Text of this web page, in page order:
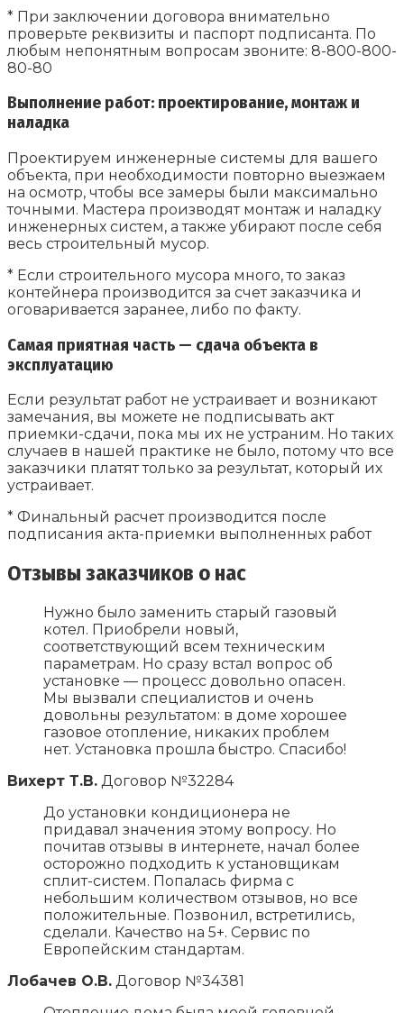
* При заключении договора внимательно
проверьте реквизиты и паспорт подписанта. По
любым непонятным вопросам звоните: 8-800-800-
80-80
Выполнение работ: проектирование, монтаж и
наладка
Проектируем инженерные системы для вашего
объекта, при необходимости повторно выезжаем
на осмотр, чтобы все замеры были максимально
точными. Мастера производят монтаж и наладку
инженерных систем, а также убирают после себя
весь строительный мусор.
* Если строительного мусора много, то заказ
контейнера производится за счет заказчика и
оговаривается заранее, либо по факту.
Самая приятная часть — сдача объекта в
эксплуатацию
Если результат работ не устраивает и возникают
замечания, вы можете не подписывать акт
приемки-сдачи, пока мы их не устраним. Но таких
случаев в нашей практике не было, потому что все
заказчики платят только за результат, который их
устраивает.
* Финальный расчет производится после
подписания акта-приемки выполненных работ
Отзывы заказчиков о нас
Нужно было заменить старый газовый
котел. Приобрели новый,
соответствующий всем техническим
параметрам. Но сразу встал вопрос об
установке — процесс довольно опасен.
Мы вызвали специалистов и очень
довольны результатом: в доме хорошее
газовое отопление, никаких проблем
нет. Установка прошла быстро. Спасибо!
Вихерт Т.В. Договор №32284
До установки кондиционера не
придавал значения этому вопросу. Но
почитав отзывы в интернете, начал более
осторожно подходить к установщикам
сплит-систем. Попалась фирма с
небольшим количеством отзывов, но все
положительные. Позвонил, встретились,
сделали. Качество на 5+. Сервис по
Европейским стандартам.
Лобачев О.В. Договор №34381